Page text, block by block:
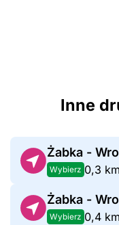
Inne
Żabka -
Wybierz 0,3 km
Żabka -
Wybierz 0,4 km